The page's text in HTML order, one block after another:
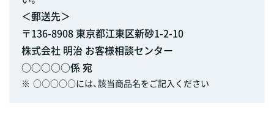
＜郵送先＞
〒136-8908 東京都江東区新砂1-2-10
株式会社 明治 お客様相談センター
○○○○○係 宛
※ ○○○○○には、該当商品名をご記入ください